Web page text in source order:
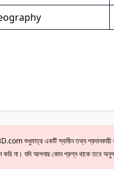
শুধুমাত্র একটি স্বাধীন তথ্য প্রদানকারী
না। যদি আপনার কোন প্রশ্ন থাকে তবে